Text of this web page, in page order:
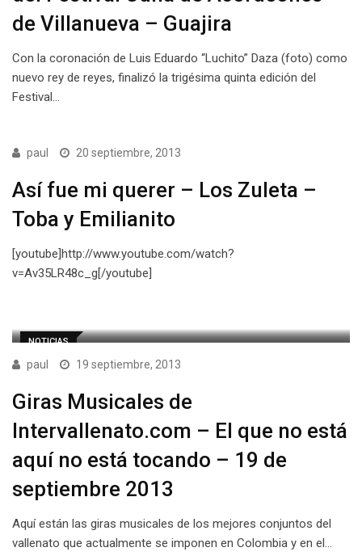
de Villanueva – Guajira
Con la coronación de Luis Eduardo “Luchito” Daza (foto) como
nuevo rey de reyes, finalizó la trigésima quinta edición del
Festival…
paul 20 septiembre, 2013
Así fue mi querer – Los Zuleta –
[youtube]http://www.youtube.com/watch?
v=Av35LR48c_g[/youtube]
NOTICIAS
paul 19 septiembre, 2013
Giras Musicales de
Intervallenato.com – El que no está
aquí no está tocando – 19 de
septiembre 2013
Aquí están las giras musicales de los mejores conjuntos del
vallenato que actualmente se imponen en Colombia y en el…